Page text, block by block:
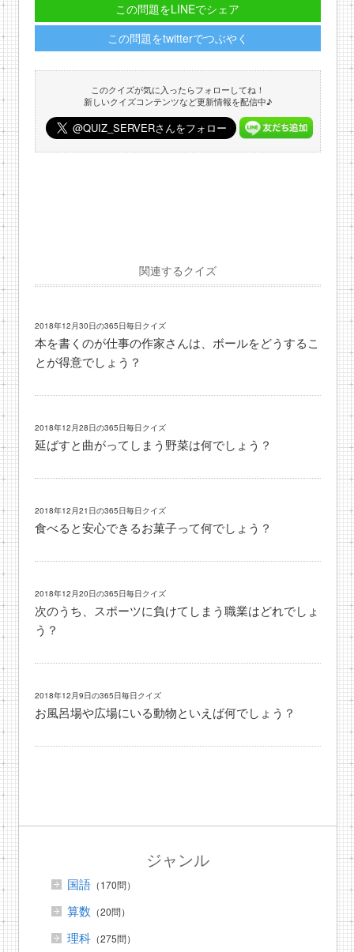
この問題をLINEでシェア
この問題をtwitterでつぶやく
このクイズが気に入ったらフォローしてね！
新しいクイズコンテンツなど更新情報を配信中♪
関連するクイズ
2018年12月30日の365日毎日クイズ
本を書くのが仕事の作家さんは、ボールをどうするこ
とが得意でしょう？
2018年12月28日の365日毎日クイズ
延ばすと曲がってしまう野菜は何でしょう？
2018年12月21日の365日毎日クイズ
食べると安心できるお菓子って何でしょう？
2018年12月20日の365日毎日クイズ
次のうち、スポーツに負けてしまう職業はどれでしょ
う？
2018年12月9日の365日毎日クイズ
お風呂場や広場にいる動物といえば何でしょう？
ジャンル
国語（170問）
算数 （20問）
理科（275問）